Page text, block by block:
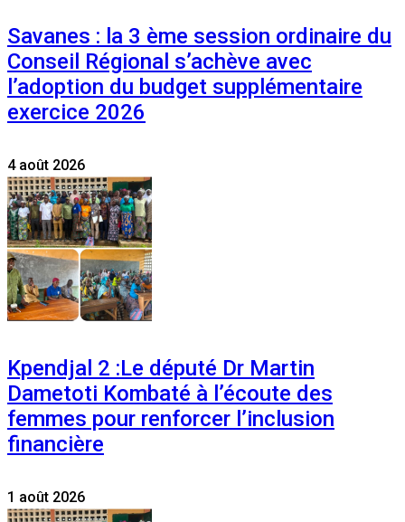
Savanes : la 3 ème session ordinaire du
Conseil Régional s’achève avec
l’adoption du budget supplémentaire
exercice 2026
4 août 2026
Kpendjal 2 :Le député Dr Martin
Dametoti Kombaté à l’écoute des
femmes pour renforcer l’inclusion
financière
1 août 2026